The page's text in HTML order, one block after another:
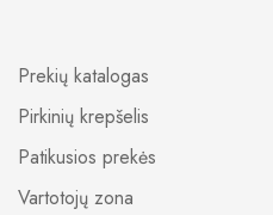
Prekių katalogas
Pirkinių krepšelis
Patikusios prekės
Vartotojų zona